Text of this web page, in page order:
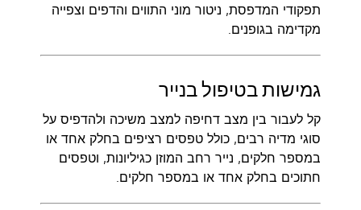
תפקודי המדפסת, ניטור מוני התווים והדפים וצפייה
מקדימה בגופנים.
גמישות בטיפול בנייר
קל לעבור בין מצב דחיפה למצב משיכה ולהדפיס על
סוגי מדיה רבים, כולל טפסים רציפים בחלק אחד או
במספר חלקים, נייר רחב המוזן כגיליונות, וטפסים
חתוכים בחלק אחד או במספר חלקים.